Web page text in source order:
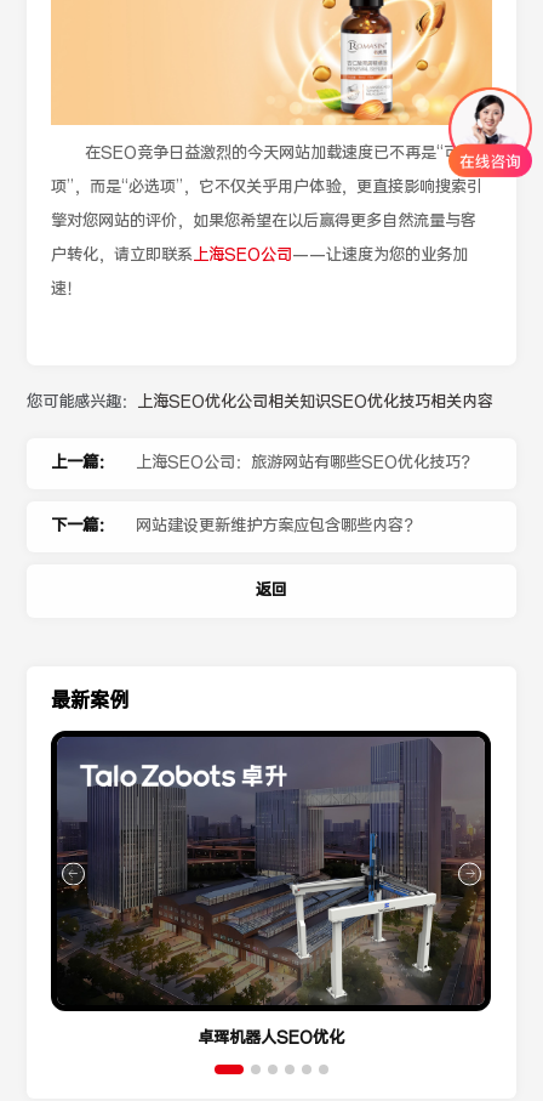
在SEO竞争日益激烈的今天网站加载速度已不再是“可选
项”，而是“必选项”，它不仅关乎用户体验，更直接影响搜索引
擎对您网站的评价，如果您希望在以后赢得更多自然流量与客
户转化，请立即联系上海SEO公司——让速度为您的业务加
速！
您可能感兴趣： 上海SEO优化公司相关知识SEO优化技巧相关内容
上一篇： 上海SEO公司：旅游网站有哪些SEO优化技巧？
下一篇： 网站建设更新维护方案应包含哪些内容？
返回
最新案例
卓珲机器人SEO优化